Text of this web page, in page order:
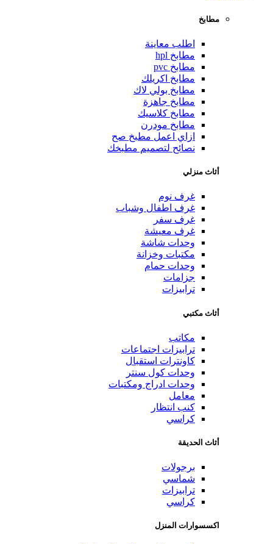
مطابخ
اطلب معاينة
مطابخ hpl
مطابخ pvc
مطابخ اكريلك
مطابخ بولي لاك
مطابخ جاهزة
مطابخ كلاسيك
مطابخ مودرن
ازاي اعمل مطبخ صح
نصائح لتصميم مطبخك
أثاث منزلي
غرف نوم
غرف اطفال وشباب
غرف سفر
غرف معيشة
وحدات شاشة
مكتبات وخزانة
وحدات حمام
جزامات
ترابيزات
أثاث مكتبي
مكاتب
ترابيزات اجتماعات
كاونترات استقبال
وحدات كول سنتر
وحدات ادراج ومكتبات
معامل
كنب انتظار
كراسي
أثاث الحديقة
برجولات
شماسي
ترابيزات
كراسي
اكسسوارات المنزل